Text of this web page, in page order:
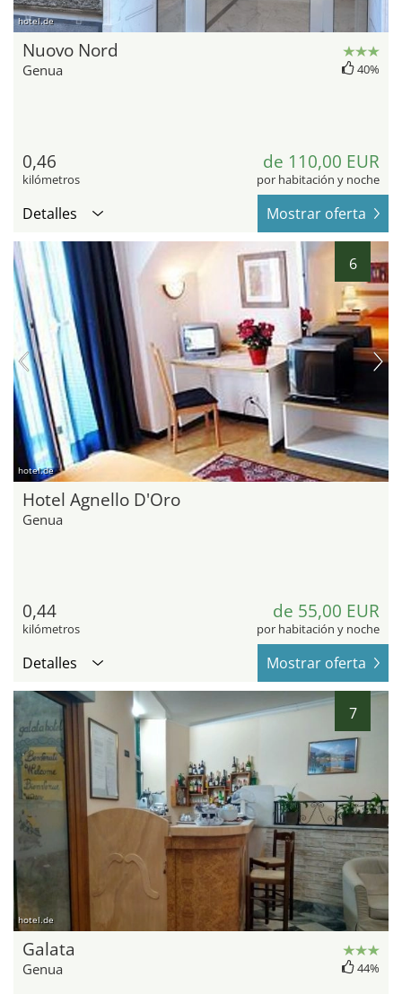
hotel.de
Nuovo Nord
Genua 40%
0,46
kilómetros
de 110,00 EUR
por habitación y noche
Detalles Mostrar oferta
6
hotel.de
Hotel Agnello D'Oro
Genua
0,44
kilómetros
de 55,00 EUR
por habitación y noche
Detalles Mostrar oferta
7
hotel.de
Galata
Genua 44%